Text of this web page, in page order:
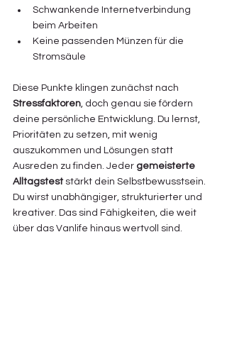
Schwankende Internetverbindung
beim Arbeiten
Keine passenden Münzen für die
Stromsäule
Diese Punkte klingen zunächst nach
Stressfaktoren, doch genau sie fördern
deine persönliche Entwicklung. Du lernst,
Prioritäten zu setzen, mit wenig
auszukommen und Lösungen statt
Ausreden zu finden. Jeder gemeisterte
Alltagstest stärkt dein Selbstbewusstsein.
Du wirst unabhängiger, strukturierter und
kreativer. Das sind Fähigkeiten, die weit
über das Vanlife hinaus wertvoll sind.